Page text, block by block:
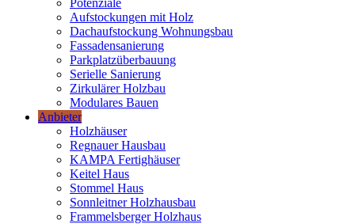
Potenziale
Aufstockungen mit Holz
Dachaufstockung Wohnungsbau
Fassadensanierung
Parkplatzüberbauung
Serielle Sanierung
Zirkulärer Holzbau
Modulares Bauen
Anbieter
Holzhäuser
Regnauer Hausbau
KAMPA Fertighäuser
Keitel Haus
Stommel Haus
Sonnleitner Holzhausbau
Frammelsberger Holzhaus